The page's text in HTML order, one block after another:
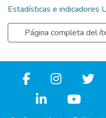
Estadísticas e indicadores
Página completa del